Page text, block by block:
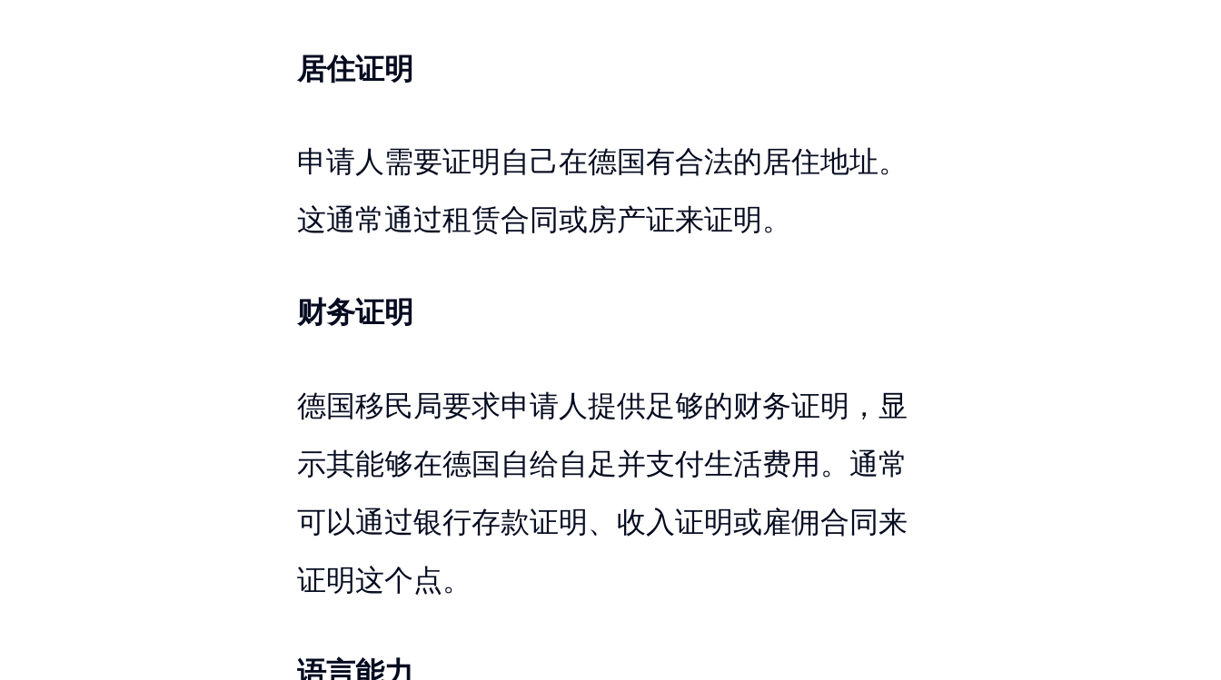
居住证明
申请人需要证明自己在德国有合法的居住地址。
这通常通过租赁合同或房产证来证明。
财务证明
德国移民局要求申请人提供足够的财务证明，显
示其能够在德国自给自足并支付生活费用。通常
可以通过银行存款证明、收入证明或雇佣合同来
证明这个点。
语言能力